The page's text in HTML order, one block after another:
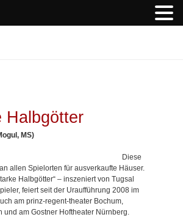
Halbgötter
MS)
Diese
allen Spielorten für ausverkaufte Häuser.
Halbgötter“ – inszeniert von Tugsal
feiert seit der Uraufführung 2008 im
am prinz-regent-theater Bochum,
und am Gostner Hoftheater Nürnberg.